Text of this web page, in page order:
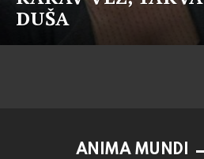
DUŠA
ANIMA MUNDI